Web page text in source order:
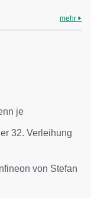
mehr
je
32. Verleihung
von Stefan